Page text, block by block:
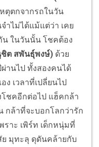
ตุตกจากรถในวัน
ำไม่ได้แม้แต่ว่า เคย
ในวันนั้น โชคต้อง
ต สพันธุ์พงษ์) ด้วย
านไป ทั้งสองคนได้
ง เวลาที่เปลี่ยนไป
ชคอีกต่อไป แฮ็คกล้า
กล้าที่จะบอกโลกว่ารัก
ราะ เพิร์ท เด็กหนุ่มที่
ย มุทะลุ ดุดันคล้ายกับ